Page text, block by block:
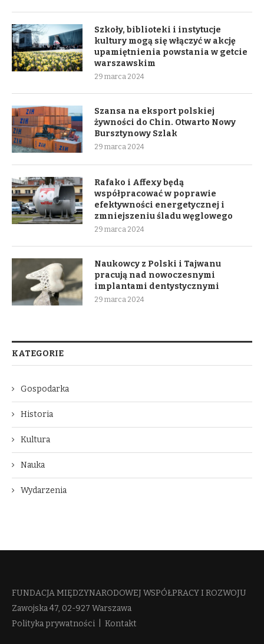
Szkoły, biblioteki i instytucje
kultury mogą się włączyć w akcję
upamiętnienia powstania w getcie
warszawskim
29 marca 2024
Szansa na eksport polskiej
żywności do Chin. Otwarto Nowy
Bursztynowy Szlak
29 marca 2024
Rafako i Affexy będą
współpracować w poprawie
efektywności energetycznej i
zmniejszeniu śladu węglowego
29 marca 2024
Naukowcy z Polski i Tajwanu
pracują nad nowoczesnymi
implantami dentystycznymi
29 marca 2024
KATEGORIE
Gospodarka
Historia
Kultura
Nauka
Wydarzenia
FUNDACJA MIĘDZYNARODOWEJ WSPÓŁPRACY I ROZWOJU​
Zawojska 47, 02-927 Warszawa
Polityka prywatności
Kontakt